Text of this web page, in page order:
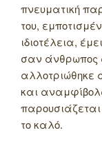
πνευματική
του,
ιδιοτέλεια,
σαν άνθρωπος
αλλοτριώθηκε
και
το καλό.